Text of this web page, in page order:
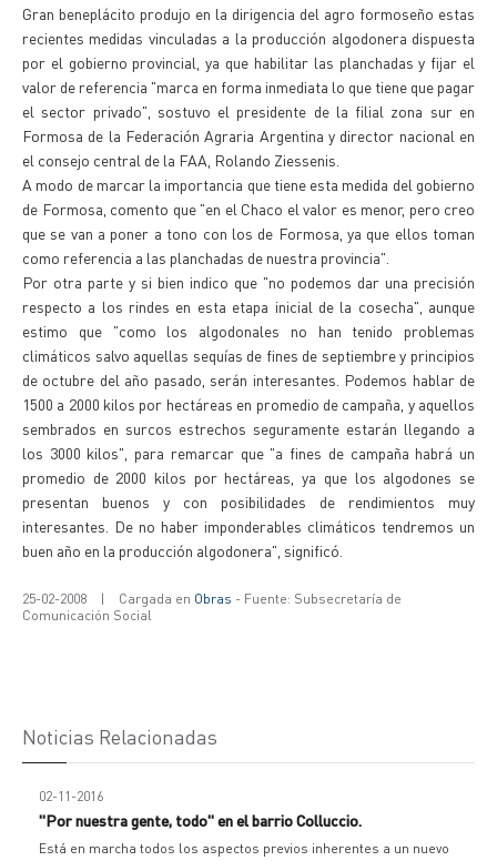
Gran beneplácito produjo en la dirigencia del agro formoseño estas
recientes medidas vinculadas a la producción algodonera dispuesta
por el gobierno provincial, ya que habilitar las planchadas y fijar el
valor de referencia "marca en forma inmediata lo que tiene que pagar
el sector privado", sostuvo el presidente de la filial zona sur en
Formosa de la Federación Agraria Argentina y director nacional en
el consejo central de la FAA, Rolando Ziessenis.
A modo de marcar la importancia que tiene esta medida del gobierno
de Formosa, comento que "en el Chaco el valor es menor, pero creo
que se van a poner a tono con los de Formosa, ya que ellos toman
como referencia a las planchadas de nuestra provincia".
Por otra parte y si bien indico que "no podemos dar una precisión
respecto a los rindes en esta etapa inicial de la cosecha", aunque
estimo que "como los algodonales no han tenido problemas
climáticos salvo aquellas sequías de fines de septiembre y principios
de octubre del año pasado, serán interesantes. Podemos hablar de
1500 a 2000 kilos por hectáreas en promedio de campaña, y aquellos
sembrados en surcos estrechos seguramente estarán llegando a
los 3000 kilos", para remarcar que "a fines de campaña habrá un
promedio de 2000 kilos por hectáreas, ya que los algodones se
presentan buenos y con posibilidades de rendimientos muy
interesantes. De no haber imponderables climáticos tendremos un
buen año en la producción algodonera", significó.
25-02-2008 | Cargada en Obras - Fuente: Subsecretaría de
Comunicación Social
Noticias Relacionadas
02-11-2016
"Por nuestra gente, todo" en el barrio Colluccio.
Está en marcha todos los aspectos previos inherentes a un nuevo